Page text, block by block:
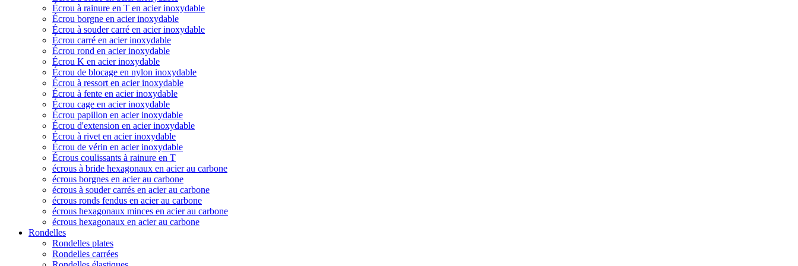
Écrou à rainure en T en acier inoxydable
Écrou borgne en acier inoxydable
Écrou à souder carré en acier inoxydable
Écrou carré en acier inoxydable
Écrou rond en acier inoxydable
Écrou K en acier inoxydable
Écrou de blocage en nylon inoxydable
Écrou à ressort en acier inoxydable
Écrou à fente en acier inoxydable
Écrou cage en acier inoxydable
Écrou papillon en acier inoxydable
Écrou d'extension en acier inoxydable
Écrou à rivet en acier inoxydable
Écrou de vérin en acier inoxydable
Écrous coulissants à rainure en T
écrous à bride hexagonaux en acier au carbone
écrous borgnes en acier au carbone
écrous à souder carrés en acier au carbone
écrous ronds fendus en acier au carbone
écrous hexagonaux minces en acier au carbone
écrous hexagonaux en acier au carbone
Rondelles
Rondelles plates
Rondelles carrées